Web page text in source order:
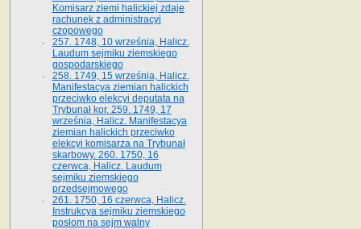
Komisarz ziemi halickiej zdaje
rachunek z administracyi
czopowego
257. 1748, 10 września, Halicz.
Laudum sejmiku ziemskiego
gospodarskiego
258. 1749, 15 września, Halicz.
Manifestacya ziemian halickich
przeciwko elekcyi deputata na
Trybunał kor. 259. 1749, 17
września, Halicz. Manifestacya
ziemian halickich przeciwko
elekcyi komisarza na Trybunał
skarbowy. 260. 1750, 16
czerwca, Halicz. Laudum
sejmiku ziemskiego
przedsejmowego
261. 1750, 16 czerwca, Halicz.
Instrukcya sejmiku ziemskiego
posłom na sejm walny